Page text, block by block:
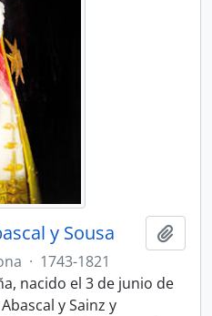
y Sousa
· 1743-1821
nacido el 3 de junio de
y Sainz y